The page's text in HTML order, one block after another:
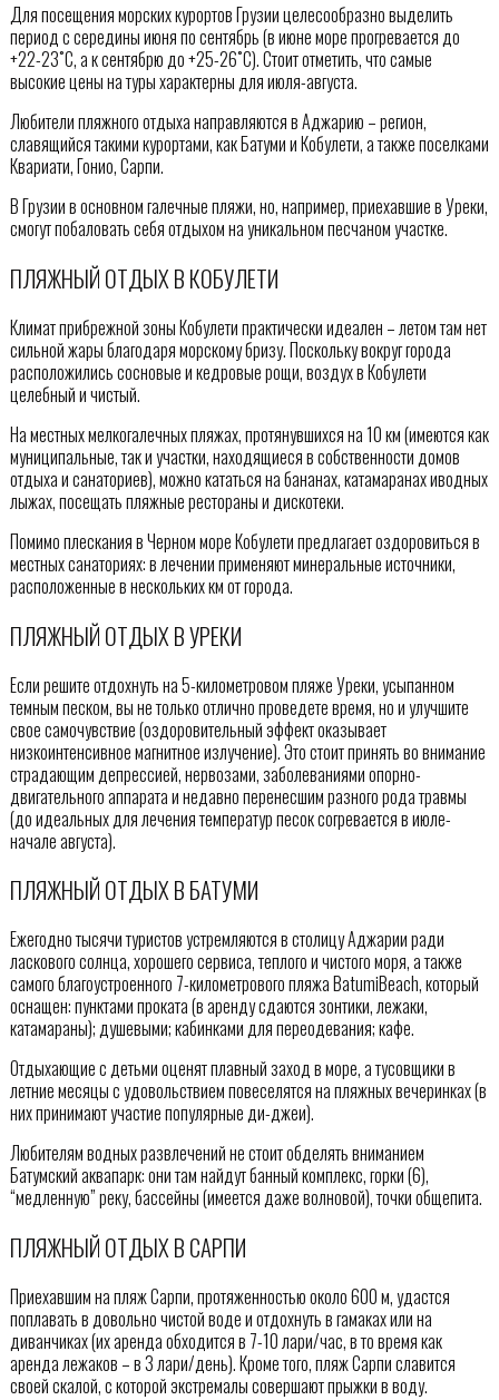
Для посещения морских курортов Грузии целесообразно выделить
период с середины июня по сентябрь (в июне море прогревается до
+22-23˚C, а к сентябрю до +25-26˚C). Стоит отметить, что самые
высокие цены на туры характерны для июля-августа.
Любители пляжного отдыха направляются в Аджарию – регион,
славящийся такими курортами, как Батуми и Кобулети, а также поселками
Квариати, Гонио, Сарпи.
В Грузии в основном галечные пляжи, но, например, приехавшие в Уреки,
смогут побаловать себя отдыхом на уникальном песчаном участке.
ПЛЯЖНЫЙ ОТДЫХ В КОБУЛЕТИ
Климат прибрежной зоны Кобулети практически идеален – летом там нет
сильной жары благодаря морскому бризу. Поскольку вокруг города
расположились сосновые и кедровые рощи, воздух в Кобулети
целебный и чистый.
На местных мелкогалечных пляжах, протянувшихся на 10 км (имеются как
муниципальные, так и участки, находящиеся в собственности домов
отдыха и санаториев), можно кататься на бананах, катамаранах иводных
лыжах, посещать пляжные рестораны и дискотеки.
Помимо плескания в Черном море Кобулети предлагает оздоровиться в
местных санаториях: в лечении применяют минеральные источники,
расположенные в нескольких км от города.
ПЛЯЖНЫЙ ОТДЫХ В УРЕКИ
Если решите отдохнуть на 5-километровом пляже Уреки, усыпанном
темным песком, вы не только отлично проведете время, но и улучшите
свое самочувствие (оздоровительный эффект оказывает
низкоинтенсивное магнитное излучение). Это стоит принять во внимание
страдающим депрессией, нервозами, заболеваниями опорно-
двигательного аппарата и недавно перенесшим разного рода травмы
(до идеальных для лечения температур песок согревается в июле-
начале августа).
ПЛЯЖНЫЙ ОТДЫХ В БАТУМИ
Ежегодно тысячи туристов устремляются в столицу Аджарии ради
ласкового солнца, хорошего сервиса, теплого и чистого моря, а также
самого благоустроенного 7-километрового пляжа BatumiBeach, который
оснащен: пунктами проката (в аренду сдаются зонтики, лежаки,
катамараны); душевыми; кабинками для переодевания; кафе.
Отдыхающие с детьми оценят плавный заход в море, а тусовщики в
летние месяцы с удовольствием повеселятся на пляжных вечеринках (в
них принимают участие популярные ди-джеи).
Любителям водных развлечений не стоит обделять вниманием
Батумский аквапарк: они там найдут банный комплекс, горки (6),
“медленную” реку, бассейны (имеется даже волновой), точки общепита.
ПЛЯЖНЫЙ ОТДЫХ В САРПИ
Приехавшим на пляж Сарпи, протяженностью около 600 м, удастся
поплавать в довольно чистой воде и отдохнуть в гамаках или на
диванчиках (их аренда обходится в 7-10 лари/час, в то время как
аренда лежаков – в 3 лари/день). Кроме того, пляж Сарпи славится
своей скалой, с которой экстремалы совершают прыжки в воду.